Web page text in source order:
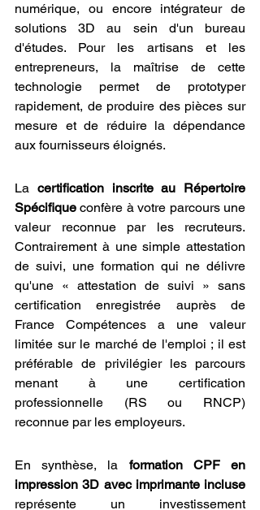
numérique, ou encore intégrateur de
solutions 3D au sein d'un bureau
d'études. Pour les artisans et les
entrepreneurs, la maîtrise de cette
technologie permet de prototyper
rapidement, de produire des pièces sur
mesure et de réduire la dépendance
aux fournisseurs éloignés.
La certification inscrite au Répertoire
Spécifique confère à votre parcours une
valeur reconnue par les recruteurs.
Contrairement à une simple attestation
de suivi, une formation qui ne délivre
qu'une « attestation de suivi » sans
certification enregistrée auprès de
France Compétences a une valeur
limitée sur le marché de l'emploi ; il est
préférable de privilégier les parcours
menant à une certification
professionnelle (RS ou RNCP)
reconnue par les employeurs.
En synthèse, la formation CPF en
impression 3D avec imprimante incluse
représente un investissement